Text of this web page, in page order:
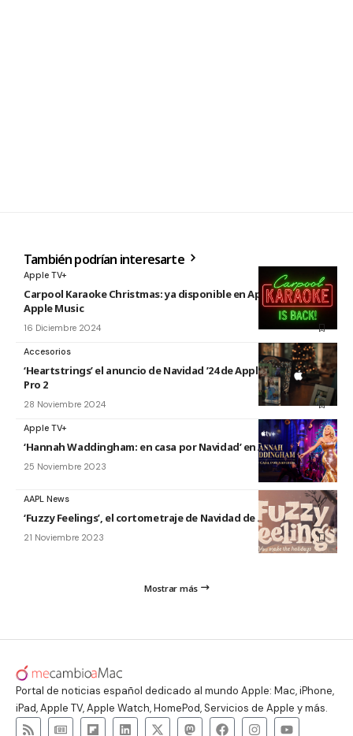
También podrían interesarte
Apple TV+
Carpool Karaoke Christmas: ya disponible en Apple TV+ y
Apple Music
16 Diciembre 2024
Accesorios
‘Heartstrings’ el anuncio de Navidad ’24 de Apple y los AirPods
Pro 2
28 Noviembre 2024
Apple TV+
‘Hannah Waddingham: en casa por Navidad’ en Apple TV+
25 Noviembre 2023
AAPL News
‘Fuzzy Feelings’, el cortometraje de Navidad de Apple
21 Noviembre 2023
Mostrar más
Portal de noticias español dedicado al mundo Apple: Mac, iPhone,
iPad, Apple TV, Apple Watch, HomePod, Servicios de Apple y más.